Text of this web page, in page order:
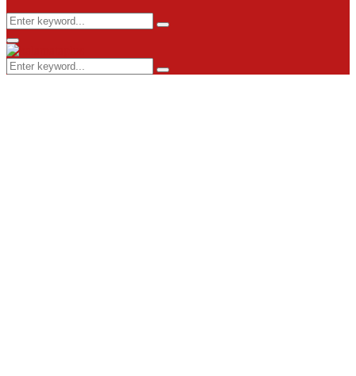
Search
for:
Search
Primary
Menu
Search
for:
Search